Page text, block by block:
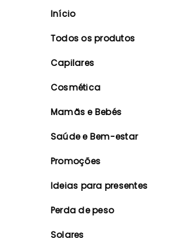
Início
Todos os produtos
Capilares
Cosmética
Mamãs e Bebés
Saúde e Bem-estar
Promoções
Ideias para presentes
Perda de peso
Solares